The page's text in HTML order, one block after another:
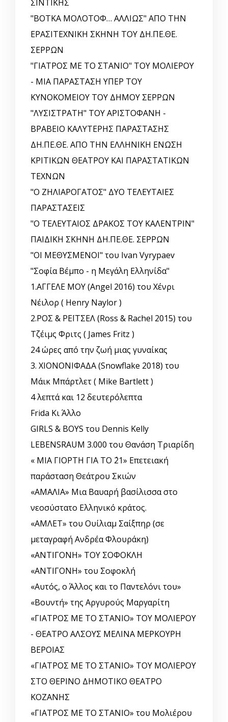
ΣΙΝΤΙΚΗΣ
"ΒΟΤΚΑ ΜΟΛΟΤΟΦ… ΑΛΛΙΩΣ" ΑΠΟ ΤΗΝ
ΕΡΑΣΙΤΕΧΝΙΚΗ ΣΚΗΝΗ ΤΟΥ ΔΗ.ΠΕ.ΘΕ.
ΣΕΡΡΩΝ
"ΓΙΑΤΡΟΣ ΜΕ ΤΟ ΣΤΑΝΙΟ" ΤΟΥ ΜΟΛΙΕΡΟΥ
- ΜΙΑ ΠΑΡΑΣΤΑΣΗ ΥΠΕΡ ΤΟΥ
ΚΥΝΟΚΟΜΕΙΟΥ ΤΟΥ ΔΗΜΟΥ ΣΕΡΡΩΝ
"ΛΥΣΙΣΤΡΑΤΗ" ΤΟΥ ΑΡΙΣΤΟΦΑΝΗ -
ΒΡΑΒΕΙΟ ΚΑΛΥΤΕΡΗΣ ΠΑΡΑΣΤΑΣΗΣ
ΔΗ.ΠΕ.ΘΕ. ΑΠΟ ΤΗΝ ΕΛΛΗΝΙΚΗ EΝΩΣΗ
ΚΡΙΤΙΚΩΝ ΘΕΑΤΡΟΥ ΚΑΙ ΠΑΡΑΣΤΑΤΙΚΩΝ
ΤΕΧΝΩΝ
"Ο ΖΗΛΙΑΡΟΓΑΤΟΣ" ΔΥΟ ΤΕΛΕΥΤΑΙΕΣ
ΠΑΡΑΣΤΑΣΕΙΣ
"Ο ΤΕΛΕΥΤΑΙΟΣ ΔΡΑΚΟΣ ΤΟΥ ΚΑΛΕΝΤΡΙΝ"
ΠΑΙΔΙΚΗ ΣΚΗΝΗ ΔΗ.ΠΕ.ΘΕ. ΣΕΡΡΩΝ
"ΟΙ ΜΕΘΥΣΜΕΝΟΙ" του Ivan Vyrypaev
"Σοφία Βέμπο - η Μεγάλη Ελληνίδα"
1.ΑΓΓΕΛΕ ΜΟΥ (Angel 2016) του Χένρι
Νέιλορ ( Henry Naylor )
2.ΡΟΣ & ΡΕΪΤΣΕΛ (Ross & Rachel 2015) του
Τζέιμς Φριτς ( James Fritz )
24 ώρες από την ζωή μιας γυναίκας
3. ΧΙΟΝΟΝΙΦΑΔΑ (Snowflake 2018) του
Μάικ Μπάρτλετ ( Mike Bartlett )
4 λεπτά και 12 δευτερόλεπτα
Frida Κι Άλλο
GIRLS & BOYS του Dennis Kelly
LEBENSRAUM 3.000 του Θανάση Τριαρίδη
« ΜΙΑ ΓΙΟΡΤΗ ΓΙΑ ΤΟ ΄21» Επετειακή
παράσταση Θεάτρου Σκιών
«ΑΜΑΛΙΑ» Μια Βαυαρή βασίλισσα στο
νεοσύστατο Ελληνικό κράτος.
«ΑΜΛΕΤ» του Ουίλιαμ Σαίξπηρ (σε
μεταγραφή Ανδρέα Φλουράκη)
«ΑΝΤΙΓΟΝΗ» ΤΟΥ ΣΟΦΟΚΛΗ
«ΑΝΤΙΓΟΝΗ» του Σοφοκλή
«Αυτός, o Άλλος και το Παντελόνι του»
«Βουντή» της Αργυρούς Μαργαρίτη
«ΓΙΑΤΡΟΣ ΜΕ ΤΟ ΣΤΑΝΙΟ» ΤΟΥ ΜΟΛΙΕΡΟΥ
- ΘΕΑΤΡΟ ΑΛΣΟΥΣ ΜΕΛΙΝΑ ΜΕΡΚΟΥΡΗ
ΒΕΡΟΙΑΣ
«ΓΙΑΤΡΟΣ ΜΕ ΤΟ ΣΤΑΝΙΟ» ΤΟΥ ΜΟΛΙΕΡΟΥ
ΣΤΟ ΘΕΡΙΝΟ ΔΗΜΟΤΙΚΟ ΘΕΑΤΡΟ
ΚΟΖΑΝΗΣ
«ΓΙΑΤΡΟΣ ΜΕ ΤΟ ΣΤΑΝΙΟ» του Μολιέρου